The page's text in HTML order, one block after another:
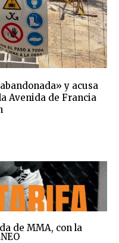
y acusa
Avenida de Francia
de MMA, con la